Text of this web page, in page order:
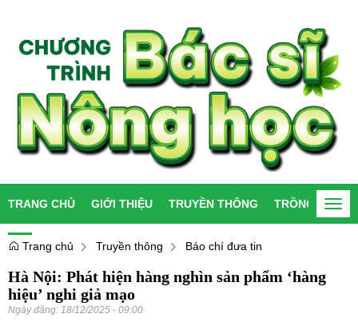
TRANG CHỦ GIỚI THIỆU TRUYỀN THÔNG TRỒNG TRỌT
Trang chủ Truyền thông Báo chí đưa tin
Hà Nội: Phát hiện hàng nghìn sản phẩm ‘hàng
hiệu’ nghi giả mạo
Ngày đăng: 18/12/2025 - 09:00